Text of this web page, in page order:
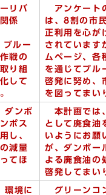
リバ
係
ブルー
戦の
り組
して
アンケート
は、8割の市
正利用を心が
されています
ムページ、各
を通じてブル
啓発に努め、
を図ってまい
ンボ
ポス
し、
減量
てほ
本計画では
として廃食油
いようにお願
が、ダンボー
よる廃食油の
啓発してまい
境に
グリーンコ